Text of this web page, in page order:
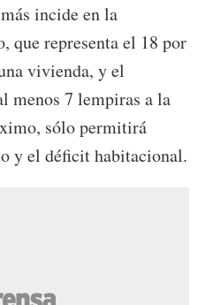
incide en la
que representa el 18 por
vivienda, y el
menos 7 lempiras a la
sólo permitirá
y el déficit habitacional.